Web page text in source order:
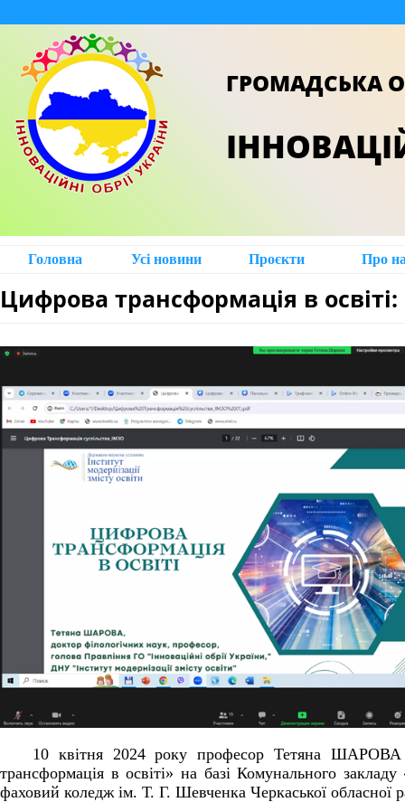
ГРОМАДСЬКА
Головна Усі новини Проєкти Про
Цифрова трансформація в
10 квітня 2024 року професор Тетяна ШАРОВА
трансформація в освіті» на базі Комунального
фаховий коледж ім. Т. Г. Шевченка Черкаської обласної